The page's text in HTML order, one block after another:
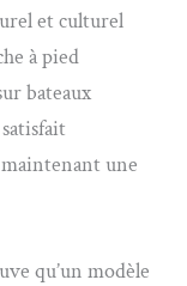
et culturel
à pied
bateaux
une
qu’un modèle